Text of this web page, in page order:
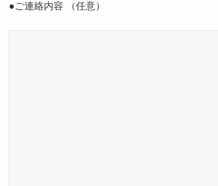
●ご連絡内容 （任意）